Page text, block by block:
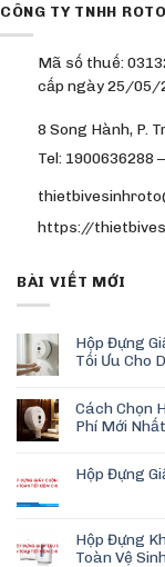
CÔNG TY TNHH
Mã số thuế:
cấp ngày 25/05/
8 Song Hành, P.
Tel: 1900636288
https://
BÀI VIẾT MỚI
Hộp Đựng
Tối Ưu Cho
Cách Chọn
Phí Mới
Hộp Đựng
Hộp Đựng
Toàn Vệ Sinh